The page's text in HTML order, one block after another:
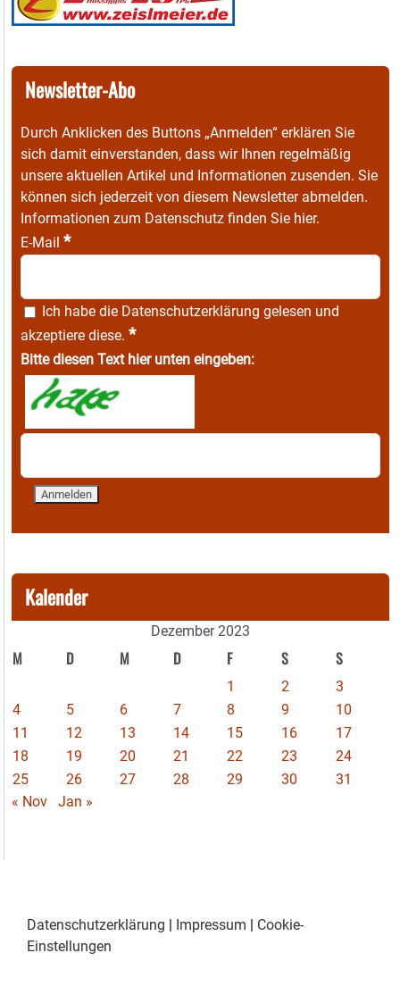
Newsletter-Abo
Durch Anklicken des Buttons „Anmelden“ erklären Sie
sich damit einverstanden, dass wir Ihnen regelmäßig
unsere aktuellen Artikel und Informationen zusenden. Sie
können sich jederzeit von diesem Newsletter abmelden.
Informationen zum Datenschutz finden Sie hier.
E-Mail *
Ich habe die Datenschutzerklärung gelesen und
akzeptiere diese. *
Bitte diesen Text hier unten eingeben:
Kalender
Dezember 2023
M D M D F S S
1 2
3
4
5 6 7 8 9
10
11
12 13 14 15 16
17
18
19 20 21 22 23
24
25
26 27 28 29 30
31
« Nov
Jan »
Datenschutzerklärung | Impressum | Cookie-
Einstellungen